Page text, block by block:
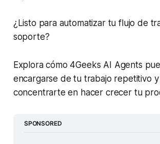
¿Listo para automatizar tu flujo de
soporte?
Explora cómo 4Geeks AI Agents
encargarse de tu trabajo repetitivo
concentrarte en hacer crecer tu
SPONSORED